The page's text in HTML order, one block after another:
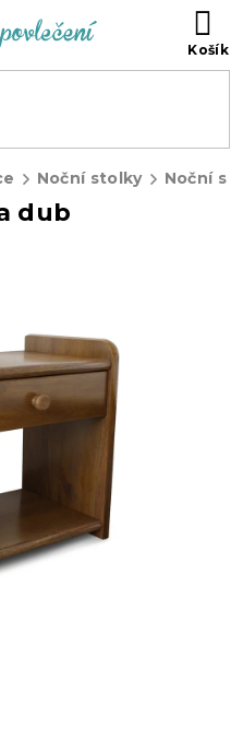
Noční stolky Noční
dub